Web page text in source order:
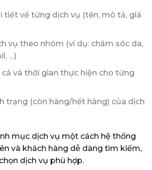
tiết về từng dịch vụ (tên, mô tả, giá
vụ theo nhóm (ví dụ: chăm sóc da,
…)
và thời gian thực hiện cho từng
trạng (còn hàng/hết hàng) của dịch
mục dịch vụ một cách hệ thống
và khách hàng dễ dàng tìm kiếm,
dịch vụ phù hợp.